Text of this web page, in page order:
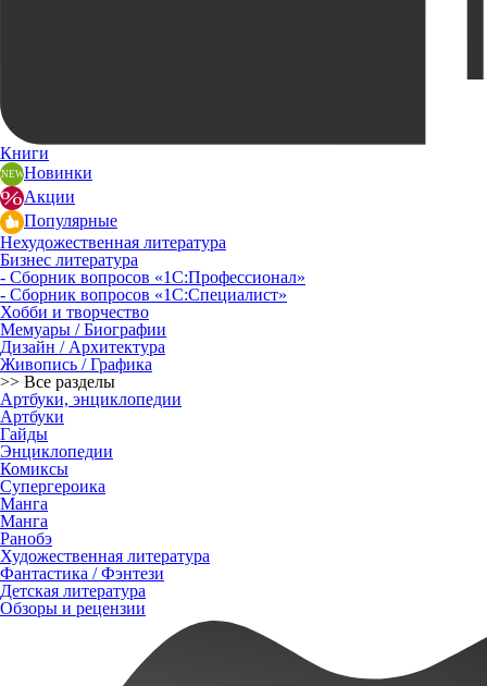
Книги
Новинки
Акции
Популярные
Нехудожественная литература
Бизнес литература
- Сборник вопросов «1С:Профессионал»
- Сборник вопросов «1С:Специалист»
Хобби и творчество
Мемуары / Биографии
Дизайн / Архитектура
Живопись / Графика
>> Все разделы
Артбуки, энциклопедии
Артбуки
Гайды
Энциклопедии
Комиксы
Супергероика
Манга
Манга
Ранобэ
Художественная литература
Фантастика / Фэнтези
Детская литература
Обзоры и рецензии